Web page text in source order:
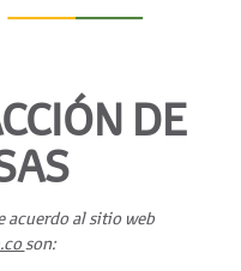
DE
acuerdo al sitio web
son: